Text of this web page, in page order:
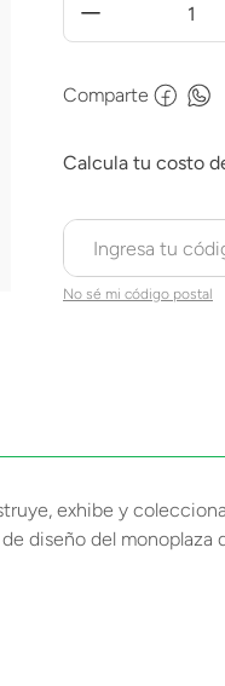
Comparte
No sé mi código postal
exhibe y
diseño del